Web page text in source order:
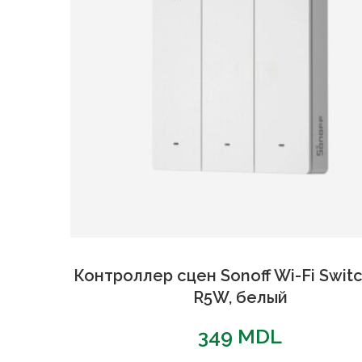
Контроллер сцен Sonoff Wi-Fi
R5W, белый
349 MDL